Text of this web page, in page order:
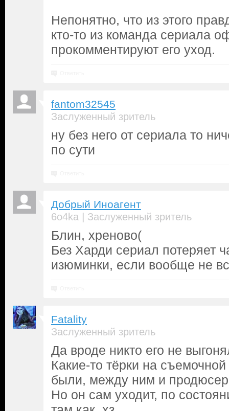
Непонятно, что из этого
кто-то из команда сериала
прокомментируют его уход.
fantom32545
Заслуженный зритель
ну без него от сериала то
по сути
Добрый Иноагент
6o4ka | Заслуженный зритель
Блин, хреново(
Без Харди сериал потеряет
изюминки, если вообще не
Fatality
Заслуженный зритель
Да вроде никто его не
Какие-то тёрки на
были, между ним и
Но он сам уходит, по